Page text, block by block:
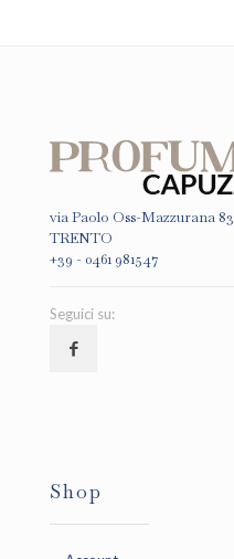
via Paolo Oss-Mazzurana 83
TRENTO
+39 - 0461 981547
Seguici su:
Shop